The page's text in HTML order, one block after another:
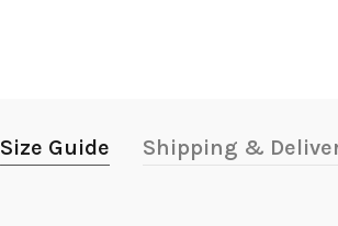
Size Guide Shipping &